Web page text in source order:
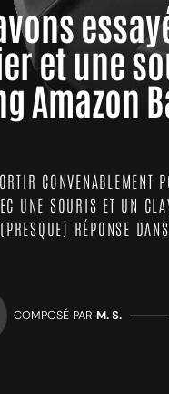
et une
Amazon
CONVENABLEMENT
UNE SOURIS ET UN
RÉPONSE
COMPOSÉ PAR M. S. —————